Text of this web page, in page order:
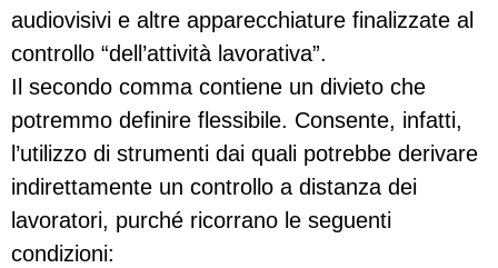
audiovisivi e altre apparecchiature finalizzate al
controllo “dell’attività lavorativa”.
Il secondo comma contiene un divieto che
potremmo definire flessibile. Consente, infatti,
l’utilizzo di strumenti dai quali potrebbe derivare
indirettamente un controllo a distanza dei
lavoratori, purché ricorrano le seguenti
condizioni: